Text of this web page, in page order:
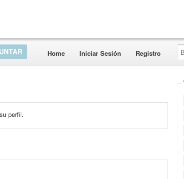
Home Iniciar Sesión Registro
perfil.